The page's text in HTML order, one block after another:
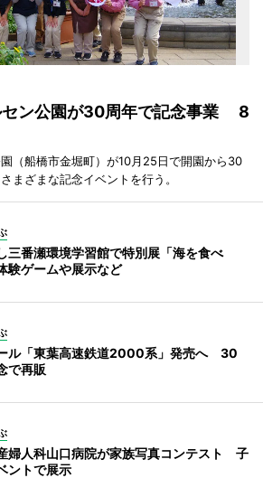
セン公園が30周年で記念事業 8
（船橋市金堀町）が10月25日で開園から30
まざまな記念イベントを行う。
三番瀬環境学習館で特別展「海を食べ
ゲームや展示など
ル「東葉高速鉄道2000系」発売へ 30
で再販
婦人科山口病院が家族写真コンテスト 子
ントで展示